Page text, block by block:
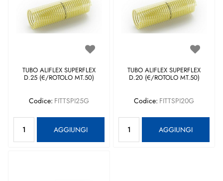
TUBO ALIFLEX SUPERFLEX
D.25 (€/ROTOLO MT.50)
Codice: FITTSPI25G
AGGIUNGI
TUBO ALIFLEX SUPERFLEX
D.20 (€/ROTOLO MT.50)
Codice: FITTSPI20G
AGGIUNGI